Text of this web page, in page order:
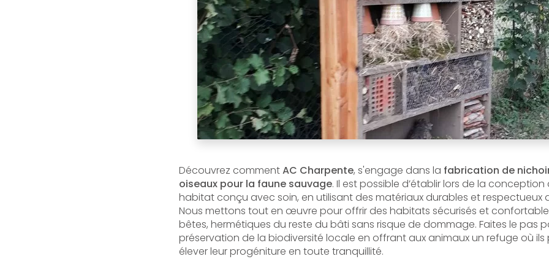
Découvrez commentAC Charpente, s'engage dans la fabrication de
oiseaux pour la faune sauvage. Il est possible d’établir lors de la conception
habitat conçu avec soin, en utilisant des matériaux durables et respectueux
Nous mettons tout en œuvre pour offrir des habitats sécurisés et
bêtes, hermétiques du reste du bâti sans risque de dommage. Faites le pas
préservation de la biodiversité locale en offrant aux animaux un refuge où
élever leur progéniture en toute tranquillité.